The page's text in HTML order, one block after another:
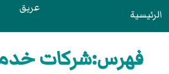
الرئيسية عريق
فهرس:شركات